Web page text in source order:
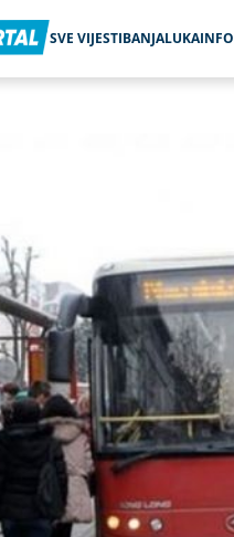
SVE VIJESTIBANJALUKAINFO